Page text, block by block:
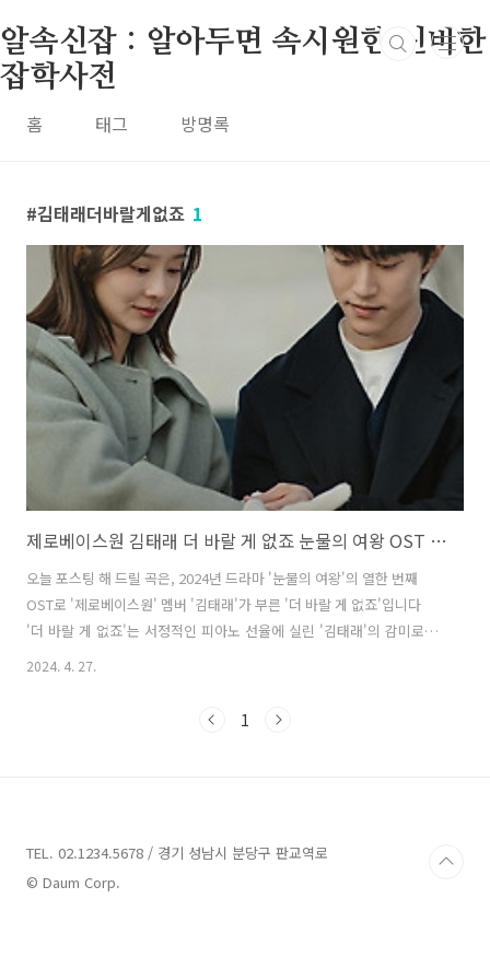
알속신잡 : 알아두면 속시원한 신비한
잡학사전
홈 태그 방명록
김태래더바랄게없죠 1
제로베이스원 김태래 더 바랄 게 없죠 눈물의 여왕 OST Part 11 노래 뮤비 곡정보
오늘 포스팅 해 드릴 곡은, 2024년 드라마 '눈물의 여왕'의 열한 번째
OST로 '제로베이스원' 멤버 '김태래'가 부른 '더 바랄 게 없죠'입니다
'더 바랄 게 없죠'는 서정적인 피아노 선율에 실린 '김태래'의 감미로
운 보이스가 이야기의 몰입도를 드라마틱하게 끌어올리는 곡으로, '남
리고 자신에게 소중한 존재들을 지켜내고자 하는 수철(곽동연 분)의 감
2024. 4. 27.
1
TEL. 02.1234.5678 / 경기 성남시 분당구 판교역로
© Daum Corp.